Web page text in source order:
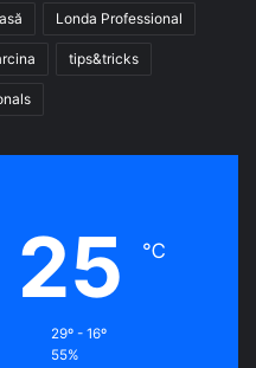
Londa Professional
tips&tricks
25 ℃
29º - 16º
55%